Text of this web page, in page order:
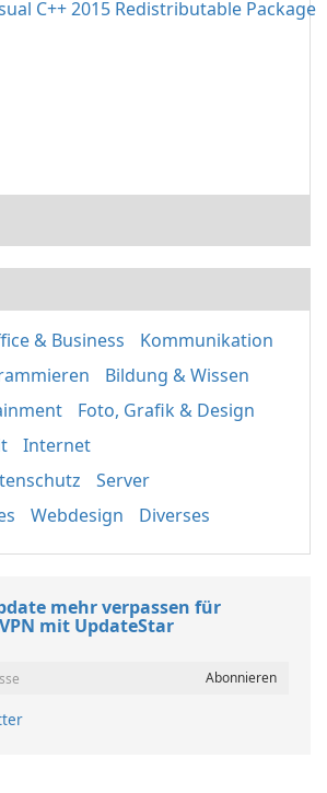
& Business
Kommunikation
Bildung & Wissen
Foto, Grafik & Design
Internet
Server
Webdesign Diverses
mehr verpassen für
mit UpdateStar